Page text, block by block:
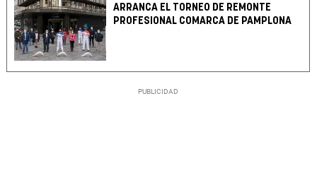
ARRANCA EL TORNEO DE REMONTE
PROFESIONAL COMARCA DE PAMPLONA